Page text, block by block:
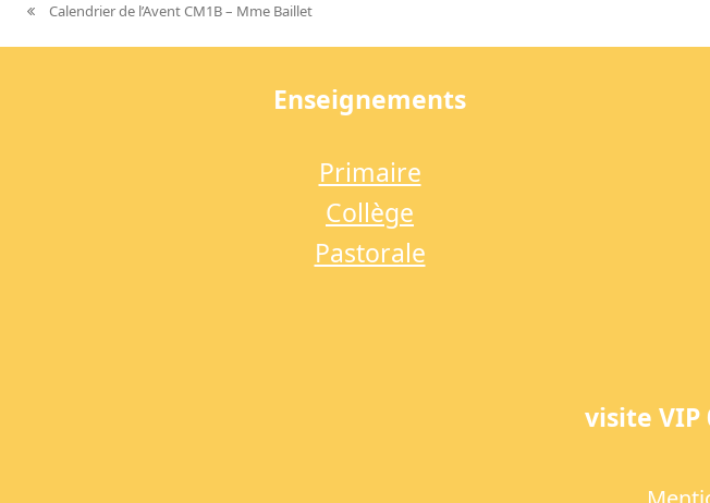
previous
post:
Calendrier de l’Avent CM1B – Mme Baillet
Enseignements
Primaire
Collège
Pastorale
visite VIP